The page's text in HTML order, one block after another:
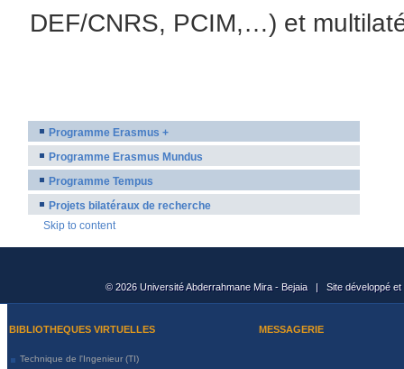
DEF/CNRS, PCIM,…) et
Programme Erasmus +
Programme Erasmus Mundus
Programme Tempus
Projets bilatéraux de recherche
Skip to content
© 2026 Université Abderrahmane Mira - Bejaia | Site développé
BIBLIOTHEQUES VIRTUELLES MESSAGERIE
Technique de l'Ingenieur (TI)